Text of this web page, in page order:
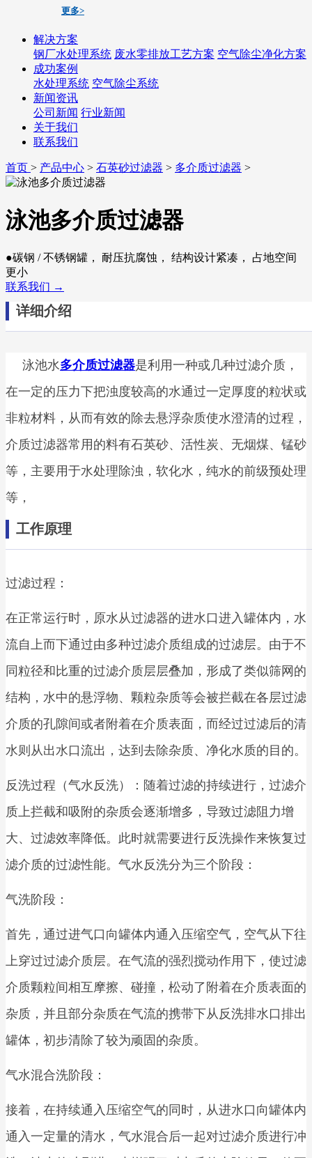
更多>
解决方案
钢厂水处理系统 废水零排放工艺方案 空气除尘净化方案
成功案例
水处理系统 空气除尘系统
新闻资讯
公司新闻 行业新闻
关于我们
联系我们
首页 > 产品中心 > 石英砂过滤器 > 多介质过滤器 >
泳池多介质过滤器
●碳钢 / 不锈钢罐， 耐压抗腐蚀， 结构设计紧凑， 占地空间
更小
联系我们 →
详细介绍
泳池水多介质过滤器是利用一种或几种过滤介质，
在一定的压力下把浊度较高的水通过一定厚度的粒状或
非粒材料，从而有效的除去悬浮杂质使水澄清的过程，
介质过滤器常用的料有石英砂、活性炭、无烟煤、锰砂
等，主要用于水处理除浊，软化水，纯水的前级预处理
等，
工作原理
过滤过程：
在正常运行时，原水从过滤器的进水口进入罐体内，水
流自上而下通过由多种过滤介质组成的过滤层。由于不
同粒径和比重的过滤介质层层叠加，形成了类似筛网的
结构，水中的悬浮物、颗粒杂质等会被拦截在各层过滤
介质的孔隙间或者附着在介质表面，而经过过滤后的清
水则从出水口流出，达到去除杂质、净化水质的目的。
反洗过程（气水反洗）：随着过滤的持续进行，过滤介
质上拦截和吸附的杂质会逐渐增多，导致过滤阻力增
大、过滤效率降低。此时就需要进行反洗操作来恢复过
滤介质的过滤性能。气水反洗分为三个阶段：
气洗阶段：
首先，通过进气口向罐体内通入压缩空气，空气从下往
上穿过过滤介质层。在气流的强烈搅动作用下，使过滤
介质颗粒间相互摩擦、碰撞，松动了附着在介质表面的
杂质，并且部分杂质在气流的携带下从反洗排水口排出
罐体，初步清除了较为顽固的杂质。
气水混合洗阶段：
接着，在持续通入压缩空气的同时，从进水口向罐体内
通入一定量的清水，气水混合后一起对过滤介质进行冲